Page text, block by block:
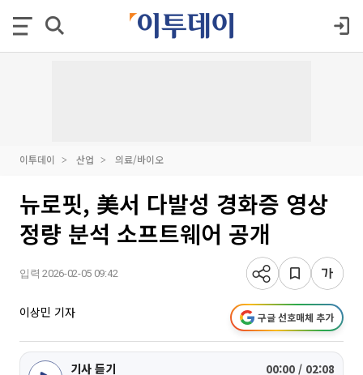
이투데이 산업 의료/바이오
뉴로핏, 美서 다발성 경화증 영상
정량 분석 소프트웨어 공개
입력 2026-02-05 09:42
이상민 기자 구글 선호매체 추가
기사 듣기 00:00 / 02:08